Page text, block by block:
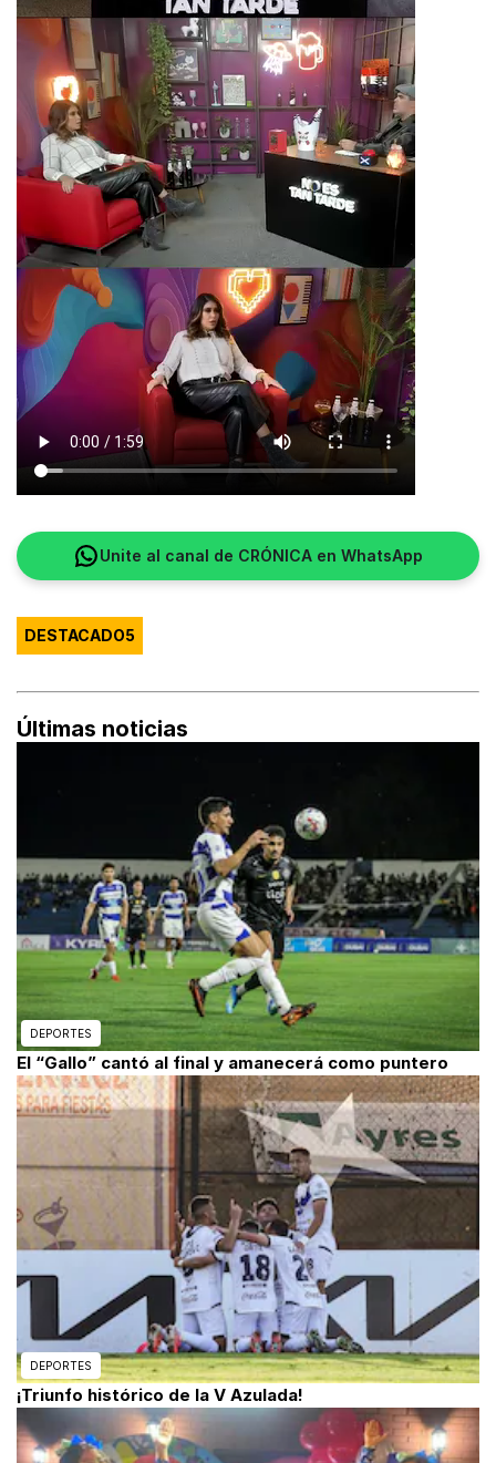
Unite al canal de CRÓNICA en WhatsApp
DESTACADO5
Últimas noticias
DEPORTES
El “Gallo” cantó al final y amanecerá como puntero
DEPORTES
¡Triunfo histórico de la V Azulada!